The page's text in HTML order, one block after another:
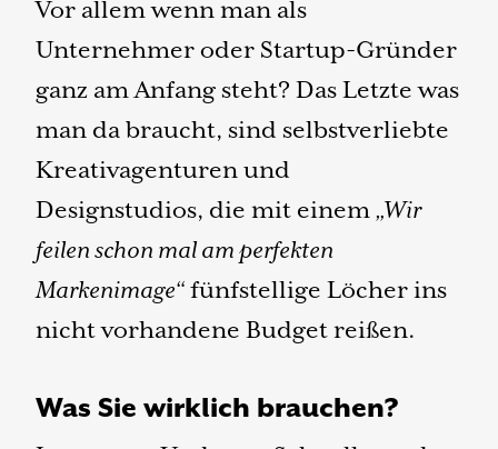
Vor allem wenn man als
Unternehmer oder Startup-Gründer
ganz am Anfang steht? Das Letzte was
man da braucht, sind selbstverliebte
Kreativagenturen und
Designstudios, die mit einem„Wir
feilen schon mal am perfekten
Markenimage“fünfstellige Löcher ins
nicht vorhandene Budget reißen.
Was Sie wirklich brauchen?